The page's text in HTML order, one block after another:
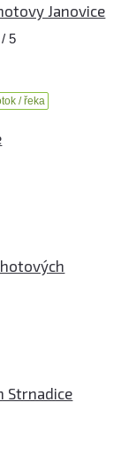
Janovice
5
/ řeka
Strnadice